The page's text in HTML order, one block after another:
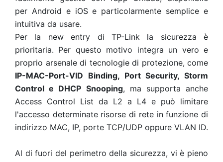
per Android e iOS e particolarmente semplice e
intuitiva da usare.
Per la new entry di TP-Link la sicurezza è
prioritaria. Per questo motivo integra un vero e
proprio arsenale di tecnologie di protezione, come
IP-MAC-Port-VID Binding, Port Security, Storm
Control e DHCP Snooping, ma supporta anche
Access Control List da L2 a L4 e può limitare
l'accesso determinate risorse di rete in funzione di
indirizzo MAC, IP, porte TCP/UDP oppure VLAN ID.
Al di fuori del perimetro della sicurezza, vi è pieno